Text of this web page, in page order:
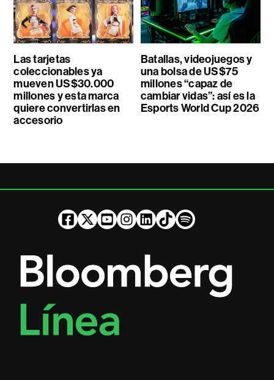
Las tarjetas
coleccionables ya
mueven US$30.000
millones y esta marca
quiere convertirlas en
accesorio
Batallas, videojuegos y
una bolsa de US$75
millones “capaz de
cambiar vidas”: así es la
Esports World Cup 2026